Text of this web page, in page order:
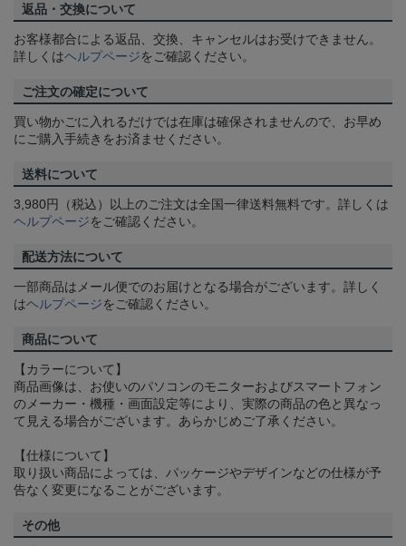
返品・交換について
お客様都合による返品、交換、キャンセルはお受けできません。
詳しくはヘルプページをご確認ください。
ご注文の確定について
買い物かごに入れるだけでは在庫は確保されませんので、お早め
にご購入手続きをお済ませください。
送料について
3,980円（税込）以上のご注文は全国一律送料無料です。詳しくは
ヘルプページをご確認ください。
配送方法について
一部商品はメール便でのお届けとなる場合がございます。詳しく
はヘルプページをご確認ください。
商品について
【カラーについて】
商品画像は、お使いのパソコンのモニターおよびスマートフォン
のメーカー・機種・画面設定等により、実際の商品の色と異なっ
て見える場合がございます。あらかじめご了承ください。
【仕様について】
取り扱い商品によっては、パッケージやデザインなどの仕様が予
告なく変更になることがございます。
その他